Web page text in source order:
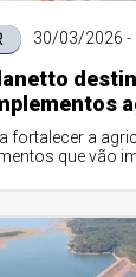
30/03/2026 -
fortalecer a
que vão